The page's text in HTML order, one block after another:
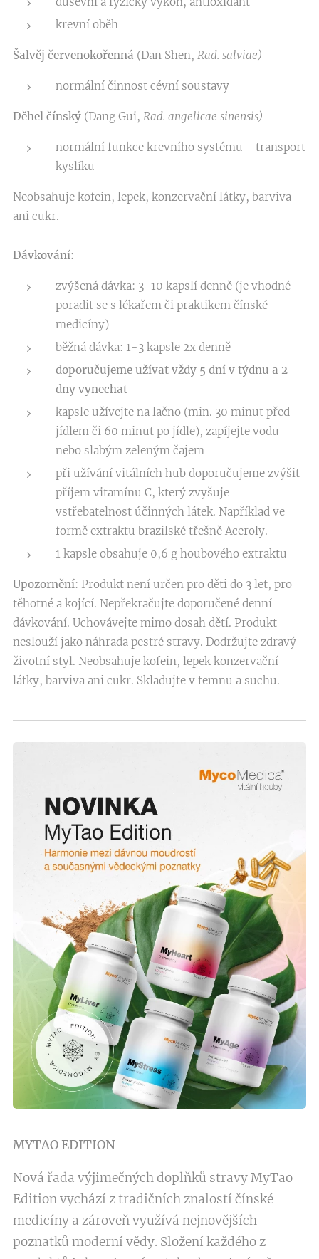
krevní oběh
Šalvěj červenokořenná (Dan Shen, Rad. salviae)
normální činnost cévní soustavy
Děhel čínský (Dang Gui, Rad. angelicae sinensis)
normální funkce krevního systému - transport
kyslíku
Neobsahuje kofein, lepek, konzervační látky, barviva
ani cukr.
Dávkování:
zvýšená dávka: 3-10 kapslí denně (je vhodné
poradit se s lékařem či praktikem čínské
medicíny)
běžná dávka: 1-3 kapsle 2x denně
doporučujeme užívat vždy 5 dní v týdnu a 2
dny vynechat
kapsle užívejte na lačno (min. 30 minut před
jídlem či 60 minut po jídle), zapíjejte vodu
nebo slabým zeleným čajem
při užívání vitálních hub doporučujeme zvýšit
příjem vitamínu C, který zvyšuje
vstřebatelnost účinných látek. Například ve
formě extraktu brazilské třešně Aceroly.
1 kapsle obsahuje 0,6 g houbového extraktu
Upozornění: Produkt není určen pro děti do 3 let, pro
těhotné a kojící. Nepřekračujte doporučené denní
dávkování. Uchovávejte mimo dosah dětí. Produkt
neslouží jako náhrada pestré stravy. Dodržujte zdravý
životní styl. Neobsahuje kofein, lepek konzervační
látky, barviva ani cukr. Skladujte v temnu a suchu.
MYTAO EDITION
Nová řada výjimečných doplňků stravy MyTao
Edition vychází z tradičních znalostí čínské
medicíny a zároveň využívá nejnovějších
poznatků moderní vědy. Složení každého z